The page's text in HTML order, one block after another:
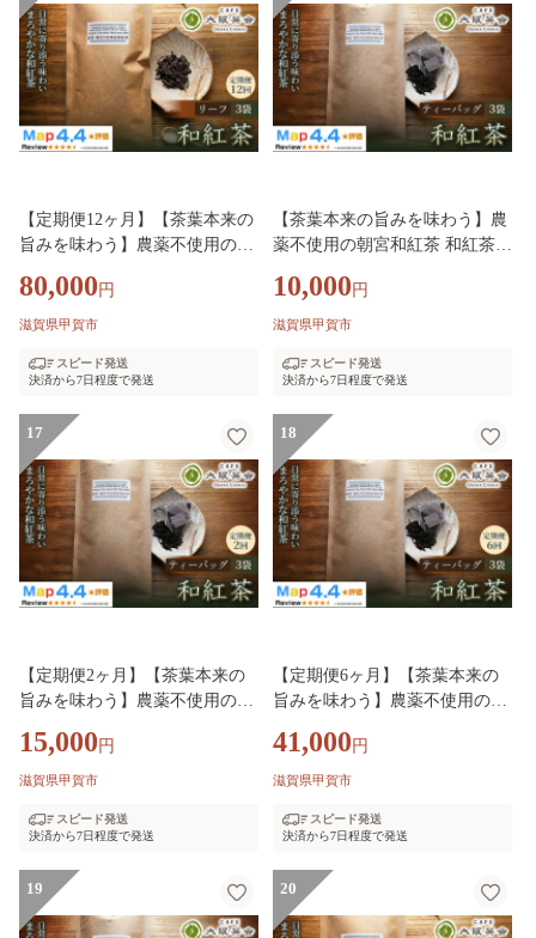
【定期便12ヶ月】【茶葉本来の
旨みを味わう】農薬不使用の朝
袋 1セット 大阪茶会 国産茶葉
和紅茶 ティータイム (173434-40
80,000 円
滋賀県甲賀市
スピード発送
決済から7日程度で発送
【茶葉本来の旨みを味わう】農
薬不使用の朝宮和紅茶 和紅茶
大阪茶会 朝宮茶 ティータイム
(173434-40040732)
10,000 円
滋賀県甲賀市
スピード発送
決済から7日程度で発送
17
【定期便2ヶ月】【茶葉本来の
旨みを味わう】農薬不使用の朝
グ）×3袋 1セット 大阪茶会 朝
宮茶 ティータイム (173434-4004
15,000 円
滋賀県甲賀市
スピード発送
決済から7日程度で発送
18
【定期便6ヶ月】【茶葉本来の
旨みを味わう】農薬不使用の朝
グ）×3袋 1セット 大阪茶会 朝
宮茶 ティータイム (173434-4004
41,000 円
滋賀県甲賀市
スピード発送
決済から7日程度で発送
19 20